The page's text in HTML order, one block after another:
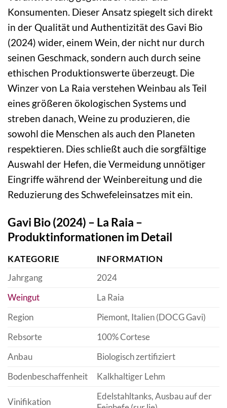
Konsumenten. Dieser Ansatz spiegelt sich direkt
in der Qualität und Authentizität des Gavi Bio
(2024) wider, einem Wein, der nicht nur durch
seinen Geschmack, sondern auch durch seine
ethischen Produktionswerte überzeugt. Die
Winzer von La Raia verstehen Weinbau als Teil
eines größeren ökologischen Systems und
streben danach, Weine zu produzieren, die
sowohl die Menschen als auch den Planeten
respektieren. Dies schließt auch die sorgfältige
Auswahl der Hefen, die Vermeidung unnötiger
Eingriffe während der Weinbereitung und die
Reduzierung des Schwefeleinsatzes mit ein.
Gavi Bio (2024) – La Raia –
Produktinformationen im Detail
KATEGORIE
INFORMATION
Jahrgang
2024
Weingut
La Raia
Region
Piemont, Italien (DOCG Gavi)
Rebsorte
100% Cortese
Anbau
Biologisch zertifiziert
Bodenbeschaffenheit
Kalkhaltiger Lehm
Vinifikation
Edelstahltanks, Ausbau auf der